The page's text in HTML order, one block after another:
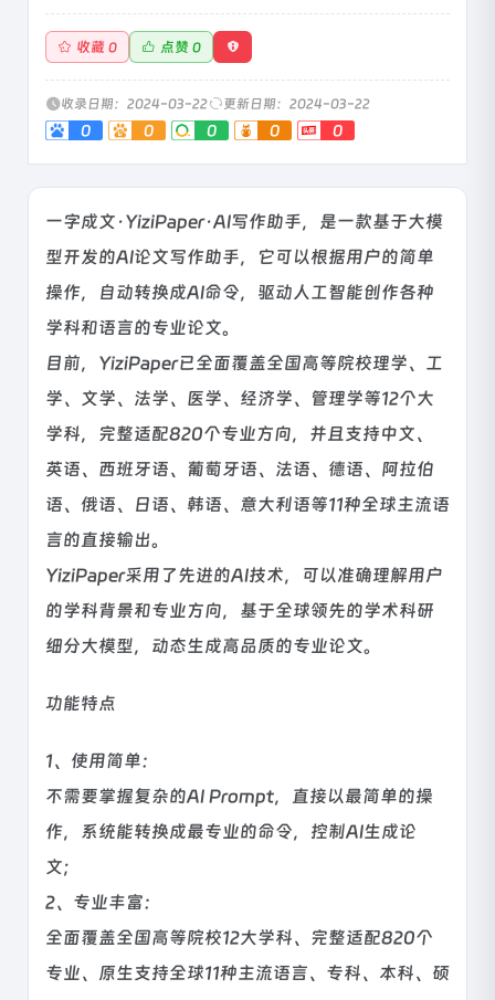
收藏 0 点赞 0
收录日期：2024-03-22 更新日期：2024-03-22
0 0 0 0 0
一字成文·YiziPaper·AI写作助手，是一款基于大模
型开发的AI论文写作助手，它可以根据用户的简单
操作，自动转换成AI命令，驱动人工智能创作各种
学科和语言的专业论文。
目前，YiziPaper已全面覆盖全国高等院校理学、工
学、文学、法学、医学、经济学、管理学等12个大
学科，完整适配820个专业方向，并且支持中文、
英语、西班牙语、葡萄牙语、法语、德语、阿拉伯
语、俄语、日语、韩语、意大利语等11种全球主流语
言的直接输出。
YiziPaper采用了先进的AI技术，可以准确理解用户
的学科背景和专业方向，基于全球领先的学术科研
细分大模型，动态生成高品质的专业论文。
功能特点
1、使用简单：
不需要掌握复杂的AI Prompt，直接以最简单的操
作，系统能转换成最专业的命令，控制AI生成论
文；
2、专业丰富：
全面覆盖全国高等院校12大学科、完整适配820个
专业、原生支持全球11种主流语言、专科、本科、硕